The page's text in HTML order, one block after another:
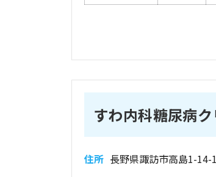
すわ内科糖尿病
住所 長野県諏訪市高島1-14-1